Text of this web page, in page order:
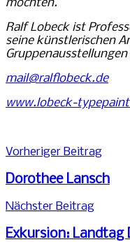
möchten.
Ralf Lobeck ist
seine künstlerischen
mail@ralflobeck.de
www.lobeck-
Vorheriger Beitrag
Dorothee Lansch
Nächster Beitrag
Exkursion: Landtag